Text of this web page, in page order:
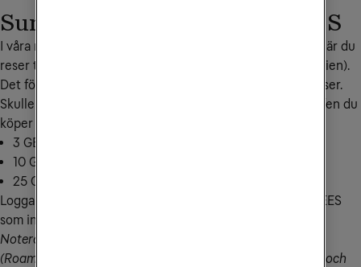
Surfpaket Europa inom EU/EES
I våra mobilabonnemang ingår hela eller en viss del surf när du
reser till ett annat EU/EES-land (inkl. Ukraina och Moldavien).
Det förutsätter att du har surf kvar den månad som du reser.
Skulle du ha slut på surf kan du köpa extra. Den extra surfen du
köper gäller både i Sverige och inom EU/EES.
3 GB för 199 kr: skicka EUD3 till
10 GB för 299 kr: skicka EUD10 till
25 GB för 399 kr: skicka EUD25 till
Logga in i
för att se hur mycket surf inom EU/EES
som ingår i ditt abonnemang.
Notera att Ukraina och Moldavien ingår i EUs RLAH-zon
(Roam Like At Home). Det innebär att du kan ringa, sms:a och